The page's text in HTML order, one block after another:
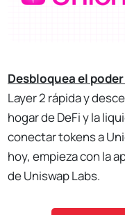
Desbloquea el
Layer 2 rápida y
hogar de DeFi y la
conectar tokens a
hoy, empieza con la
de Uniswap Labs.